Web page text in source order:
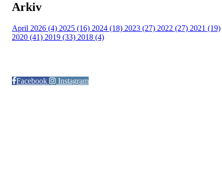
Arkiv
April 2026 (4) 2025 (16) 2024 (18) 2023 (27) 2022 (27) 2021 (19)
2020 (41) 2019 (33) 2018 (4)
Facebook
Instagram